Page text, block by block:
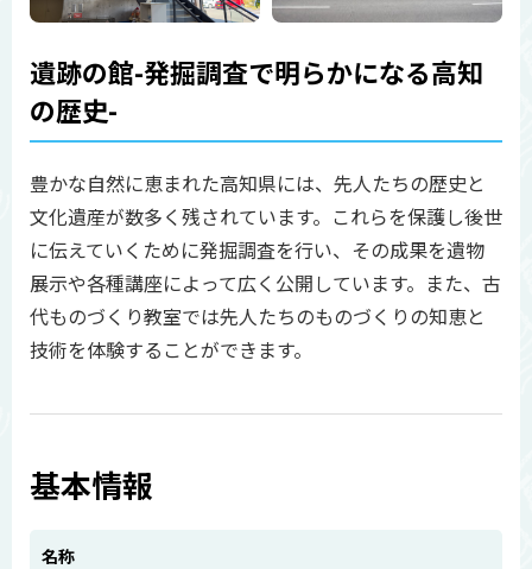
遺跡の館-発掘調査で明らかになる高知
の歴史-
豊かな自然に恵まれた高知県には、先人たちの歴史と
文化遺産が数多く残されています。これらを保護し後世
に伝えていくために発掘調査を行い、その成果を遺物
展示や各種講座によって広く公開しています。また、古
代ものづくり教室では先人たちのものづくりの知恵と
技術を体験することができます。
基本情報
名称